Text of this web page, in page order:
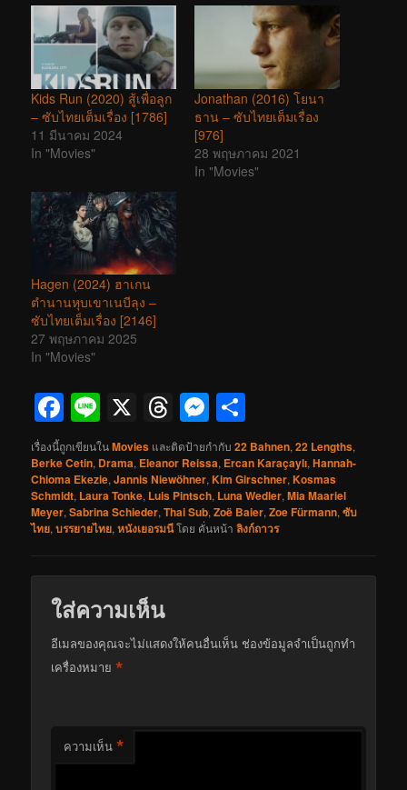
Kids Run (2020) สู้เพื่อลูก
– ซับไทยเต็มเรื่อง [1786]
11 มีนาคม 2024
In "Movies"
Jonathan (2016) โยนา
ธาน – ซับไทยเต็มเรื่อง
[976]
28 พฤษภาคม 2021
In "Movies"
Hagen (2024) ฮาเกน
ตำนานหุบเขาเนบีลุง –
ซับไทยเต็มเรื่อง [2146]
27 พฤษภาคม 2025
In "Movies"
Facebook
Line
X Threads
Messenger
เรื่องนี้ถูกเขียนในMovies และติดป้ายกำกับ22 Bahnen,22 Lengths,
Berke Cetin, Drama, Eleanor Reissa, Ercan Karaçaylı,Hannah-
Chioma Ekezie,Jannis Niewöhner,Kim Girschner,Kosmas
Schmidt, Laura Tonke, Luis Pintsch, Luna Wedler,Mia Maariel
Meyer,Sabrina Schieder,Thai Sub,Zoë Baier,Zoe Fürmann,ซับ
ไทย,บรรยายไทย,หนังเยอรมนีโดย คั่นหน้าลิงก์ถาวร
ใส่ความเห็น
อีเมลของคุณจะไม่แสดงให้คนอื่นเห็น ช่องข้อมูลจำเป็นถูกทำ
เครื่องหมาย*
ความเห็น *